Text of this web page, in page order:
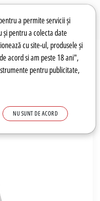
uria permite servicii și
pentru a colecta date
cu site-ul, produsele și
acord si am peste 18 ani",
pentru publicitate,
NU SUNT DE ACORD
Autentificare